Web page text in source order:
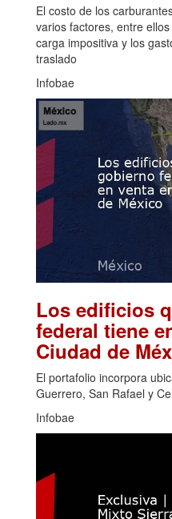
El costo de los
varios factores, entre
carga impositiva y los
traslado
Infobae
Los edificios
federal tiene
Ciudad de
El portafolio incorpora
Guerrero, San Rafael y
Infobae